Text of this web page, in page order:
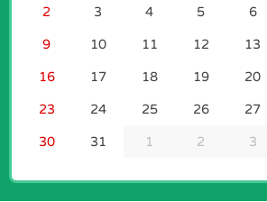
17/06/2026
2 3 4 5 6
9 10 11 12 13
16 17 18 19 20
23 24 25 26 27
30 31 1 2 3